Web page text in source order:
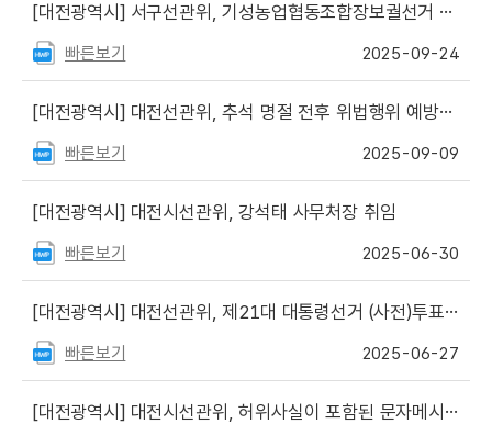
[대전광역시] 서구선관위, 기성농업협동조합장보궐선거 입후보설명회 개최
빠른보기 2025-09-24
[대전광역시] 대전선관위, 추석 명절 전후 위법행위 예방단속 강화
빠른보기 2025-09-09
[대전광역시] 대전시선관위, 강석태 사무처장 취임
빠른보기 2025-06-30
[대전광역시] 대전선관위, 제21대 대통령선거 (사전)투표소 소란언동행위 등 조치
빠른보기 2025-06-27
[대전광역시] 대전시선관위, 허위사실이 포함된 문자메시지를 전송한 혐의자 고발